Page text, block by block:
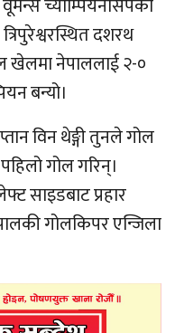
च्याम्पियनसिपको
दशरथ
खेलमा नेपाललाई २-०
बन्यो।
विन थेङ्गी तुनले गोल
गोल गरिन्।
साइडबाट प्रहार
गोलकिपर एन्जिला